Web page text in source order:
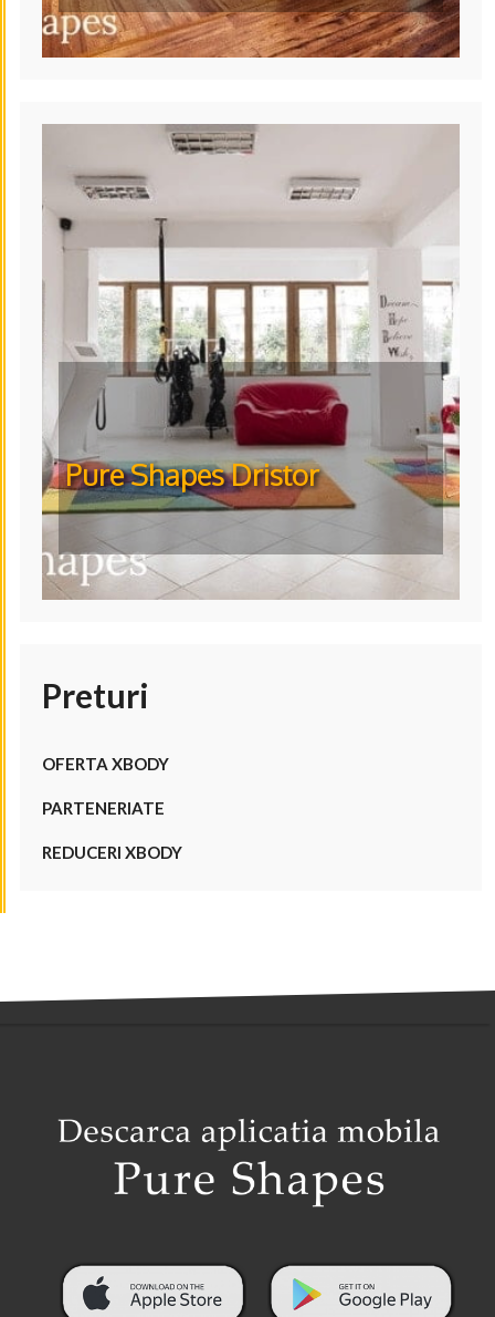
Pure Shapes Dristor
Preturi
OFERTA XBODY
PARTENERIATE
REDUCERI XBODY